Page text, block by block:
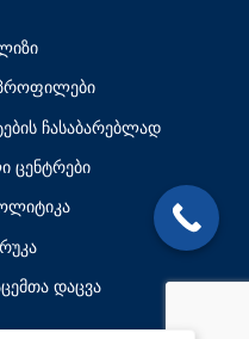
პროფილები
ჩასაბარებლად
ცენტრები
დაცვა